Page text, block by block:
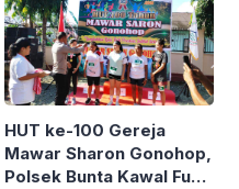
HUT ke-100 Gereja
Mawar Sharon Gonohop,
Polsek Bunta Kawal Fun